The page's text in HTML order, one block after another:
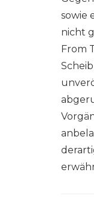
sowie
nicht
From